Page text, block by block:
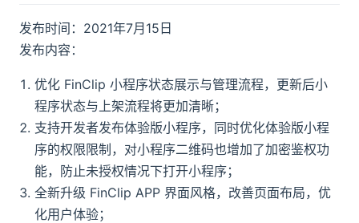
发布时间：2021年7月15日
发布内容：
优化 FinClip 小程序状态展示与管理流程，更新后小
程序状态与上架流程将更加清晰；
支持开发者发布体验版小程序，同时优化体验版小程
序的权限限制，对小程序二维码也增加了加密鉴权功
能，防止未授权情况下打开小程序；
全新升级 FinClip APP 界面风格，改善页面布局，优
化用户体验；